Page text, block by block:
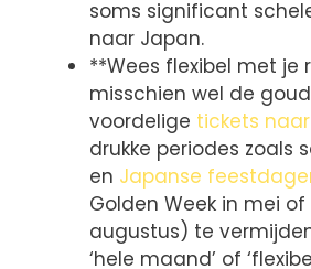
soms significant
naar Japan.
**Wees flexibel met je
misschien wel de
voordelige tickets
drukke periodes zoals
en Japanse
Golden Week in mei of
augustus) te
‘hele maand’ of